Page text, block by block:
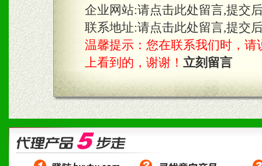
企业网站:请点击此处留言,提交
联系地址:请点击此处留言,提交
温馨提示：您在联系我们时，请
上看到的，谢谢！ 立刻留言